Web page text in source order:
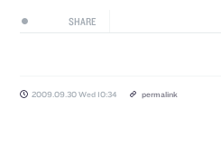
SHARE
2009.09.30 Wed 10:34 permalink